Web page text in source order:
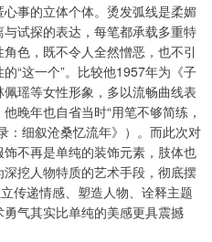
事的立体个体。烫发弧线是柔媚
试探的表达，每笔都承载多重特
色，既不令人全然憎恶，也不引
“这一个”。比较他1957年为《子
瑶等女性形象，多以流畅曲线表
晚年也自省当时“用笔不够简练，
：细叙沧桑忆流年》）。而此次对
不再是单纯的装饰元素，肢体也
挖人物特质的艺术手段，彻底摆
传递情感、塑造人物、诠释主题
气其实比单纯的美感更具震撼